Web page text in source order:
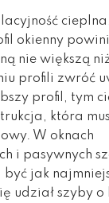
okienny
nie większą niż
profili zwróć
profil, tym
która
W oknach
i pasywnych
być jak
udział szyby o